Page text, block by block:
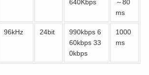
640Kbps
～80
ms
96kHz 24bit
990kbps 6
60kbps 33
0kbps
1000
ms